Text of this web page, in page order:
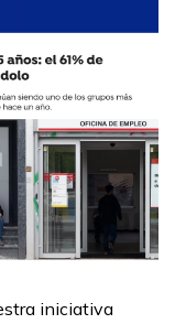
iniciativa